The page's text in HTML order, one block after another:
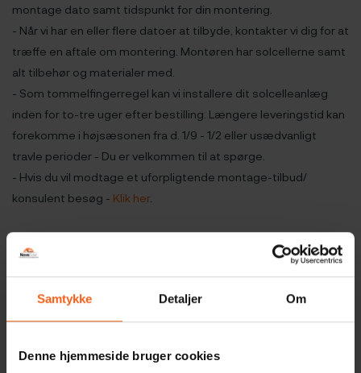
Samtykke Detaljer Om
Denne hjemmeside bruger cookies
montage dato samt tidspunkt for din montering.
- Når vi har en eller flere datoer at tilbyde, kontakter vi dig for at
træffe en aftale om montering. Montøren har solcellerne samt
alt tilbehør og materialer med.
- Som tommelfingerregel kan vi installere dit solcelleanlæg
inden for to-tre uger efter bestilling. Længere leveringstid kan
forekomme i højsæsonen fra d. 1/9 - 1/2 eller usædvanligt
travle perioder - Du er velkommen til at spørge.
- Hvis du vil modtage et uforpligtende montage-tilbud/
konsulent besøg - Klik her.
Ring til NovaSolar på tlf. 71 99 94 93
Produkt detaljer